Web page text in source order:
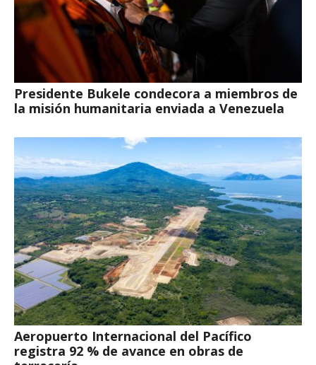
Presidente Bukele condecora a miembros de
la misión humanitaria enviada a Venezuela
Aeropuerto Internacional del Pacífico
registra 92 % de avance en obras de